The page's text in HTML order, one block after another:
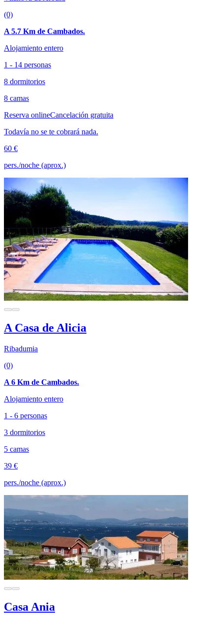
(0)
A 5.7 Km de Cambados.
Alojamiento entero
1 - 14 personas
8 dormitorios
8 camas
Reserva onlineCancelación gratuita
Todavía no se te cobrará nada.
60 €
pers./noche (aprox.)
A Casa de Alicia
Ribadumia
(0)
A 6 Km de Cambados.
Alojamiento entero
1 - 6 personas
3 dormitorios
5 camas
39 €
pers./noche (aprox.)
Casa Ania